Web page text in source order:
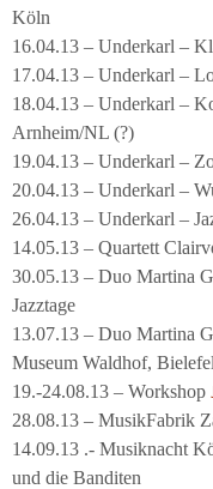
Köln
16.04.13 – Underkarl –
17.04.13 – Underkarl –
18.04.13 – Underkarl –
Arnheim/NL (?)
19.04.13 – Underkarl –
20.04.13 – Underkarl –
26.04.13 – Underkarl –
14.05.13 – Quartett
30.05.13 – Duo Martina
Jazztage
13.07.13 – Duo Martina
Museum Waldhof,
19.-24.08.13 – Workshop
28.08.13 – MusikFabrik
14.09.13 .- Musiknacht
und die Banditen